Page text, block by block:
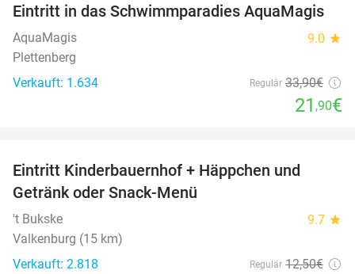
35%
Eintritt in das Schwimmparadies AquaMagis
AquaMagis 9.0 star
Plettenberg
Verkauft: 1.634
Regulär 33,90€
21 ,90€
Eintritt Kinderbauernhof + Häppchen und
Getränk oder Snack-Menü
't Bukske 9.7 star
Valkenburg (15 km)
Verkauft: 2.818
Regulär 12,50€